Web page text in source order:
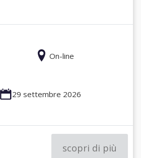
On-line
29 settembre 2026
scopri di più